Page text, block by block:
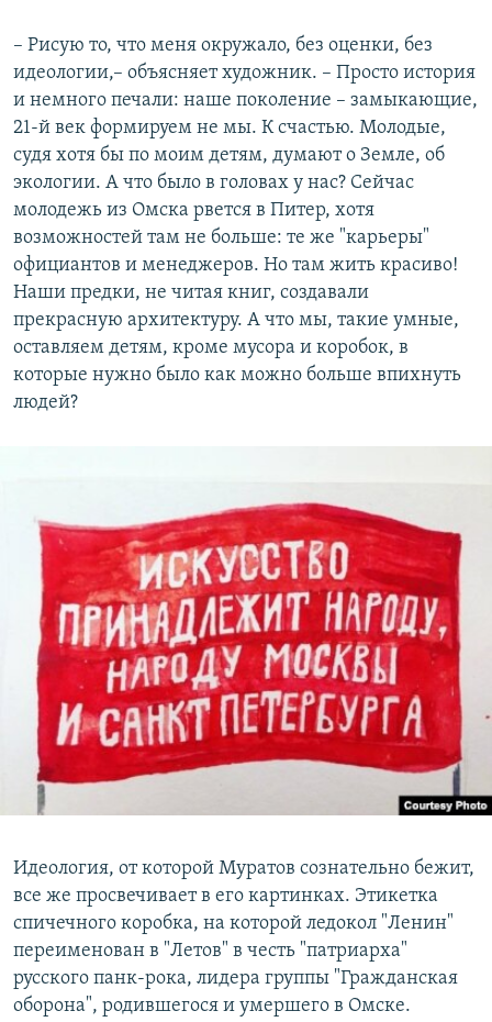
– Рисую то, что меня окружало, без оценки, без
идеологии,– объясняет художник. – Просто история
и немного печали: наше поколение – замыкающие,
21-й век формируем не мы. К счастью. Молодые,
судя хотя бы по моим детям, думают о Земле, об
экологии. А что было в головах у нас? Сейчас
молодежь из Омска рвется в Питер, хотя
возможностей там не больше: те же "карьеры"
официантов и менеджеров. Но там жить красиво!
Наши предки, не читая книг, создавали
прекрасную архитектуру. А что мы, такие умные,
оставляем детям, кроме мусора и коробок, в
которые нужно было как можно больше впихнуть
людей?
Идеология, от которой Муратов сознательно бежит,
все же просвечивает в его картинках. Этикетка
спичечного коробка, на которой ледокол "Ленин"
переименован в "Летов" в честь "патриарха"
русского панк-рока, лидера группы "Гражданская
оборона", родившегося и умершего в Омске.